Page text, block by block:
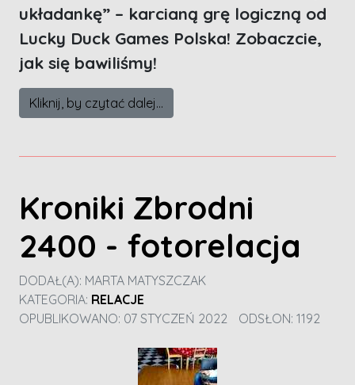
układankę” – karcianą grę logiczną od
Lucky Duck Games Polska! Zobaczcie,
jak się bawiliśmy!
Kliknij, by czytać dalej...
Kroniki Zbrodni
2400 - fotorelacja
DODAŁ(A): MARTA MATYSZCZAK
KATEGORIA: RELACJE
OPUBLIKOWANO: 07 STYCZEŃ 2022
ODSŁON: 1192